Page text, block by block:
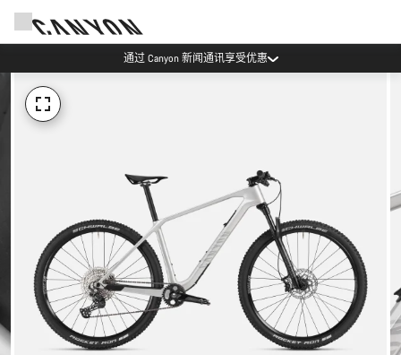
通过 Canyon 新闻通讯享受优惠